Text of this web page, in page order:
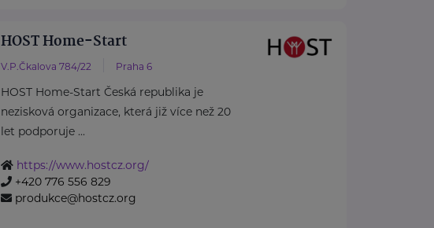
HOST Home-Start
V.P.Čkalova 784/22 Praha 6
HOST Home-Start Česká republika je
nezisková organizace, která již více než 20
let podporuje ...
https://www.hostcz.org/
+420 776 556 829
produkce@hostcz.org